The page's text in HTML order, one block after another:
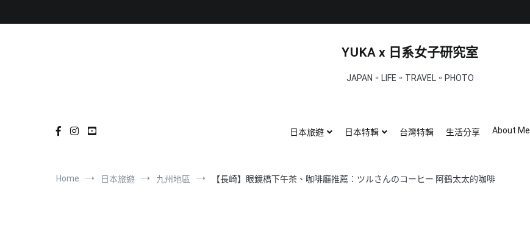
YUKA x 日系女子研究室
JAPAN。LIFE。TRAVEL。PHOTO
日本旅遊 日本特輯 台灣特輯 生活分享 About Me
Home 日本旅遊 九州地區 【長崎】眼鏡橋下午茶、咖啡廳推薦：ツルさんのコーヒー 阿鶴太太的咖啡